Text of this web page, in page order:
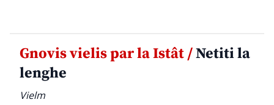
Gnovis vielis par la Istât /Netiti la
lenghe
Vielm